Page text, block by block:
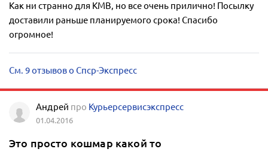
Как ни странно для КМВ, но все очень прилично! Посылку
доставили раньше планируемого срока! Спасибо
огромное!
См. 9 отзывов о Спср-Экспресс
Андрей про Курьерсервисэкспресс
01.04.2016
Это просто кошмар какой то